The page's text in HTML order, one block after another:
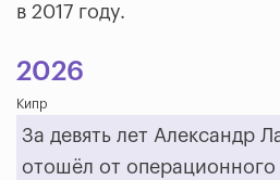
в 2017 году.
2026
Кипр
За девять лет Александр
отошёл от операционного